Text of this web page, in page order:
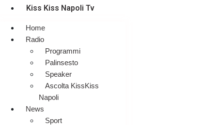
Kiss Kiss Napoli Tv
Home
Radio
Programmi
Palinsesto
Speaker
Ascolta KissKiss
Napoli
News
Sport